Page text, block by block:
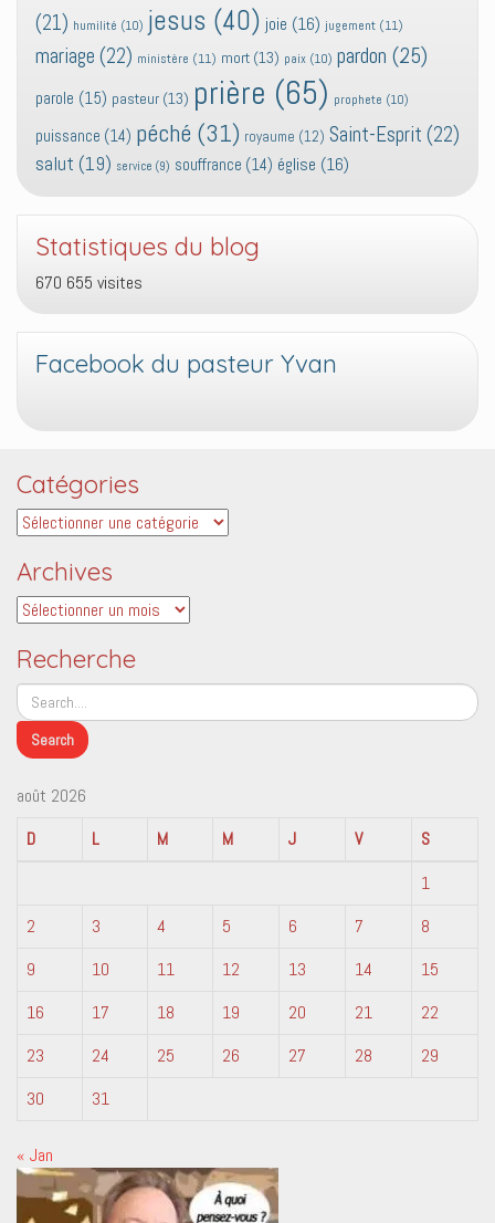
(21) humilité (10) jesus (40) joie (16) jugement (11)
mariage (22) ministère (11) mort (13) paix (10) pardon (25)
parole (15) pasteur (13) prière (65) prophete (10)
puissance (14) péché (31) royaume (12) Saint-Esprit (22)
salut (19) service (9) souffrance (14) église (16)
Statistiques du blog
670 655 visites
Facebook du pasteur Yvan
Catégories
Catégories
Archives
Archives
Recherche
août 2026
D
L M M J V
S
1
2
3 4 5 6 7
8
9
10 11 12 13 14
15
16
17 18 19 20 21
22
23
24 25 26 27 28
29
30
31
« Jan